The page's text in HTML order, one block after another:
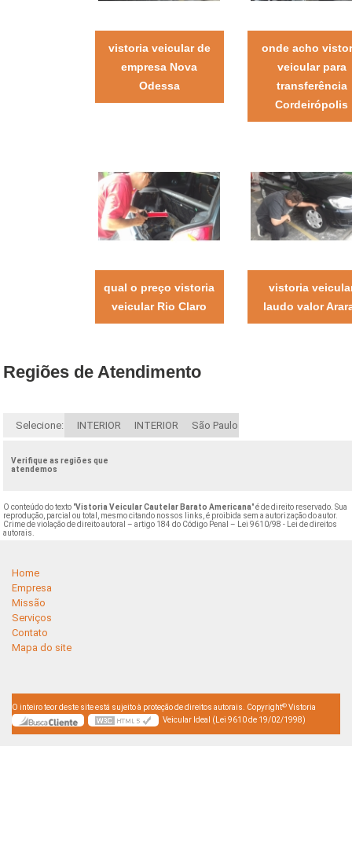
vistoria veicular de
empresa Nova
Odessa
onde acho
veicular para
transferência
Cordeirópolis
qual o preço vistoria
veicular Rio Claro
vistoria
laudo valor
Regiões de Atendimento
Selecione: INTERIOR INTERIOR São Paulo
Verifique as regiões que
atendemos
O conteúdo do texto "Vistoria Veicular Cautelar Barato Americana" é de direito reservado. Sua
reprodução, parcial ou total, mesmo citando nossos links, é proibida sem a autorização do autor.
Crime de violação de direito autoral – artigo 184 do Código Penal –
Lei 9610/98 - Lei de direitos
autorais
Home
Empresa
Missão
Serviços
Contato
Mapa do site
O inteiro teor deste site está sujeito à proteção de direitos autorais. Copyright© Vistoria
Veicular Ideal (Lei 9610 de 19/02/1998)